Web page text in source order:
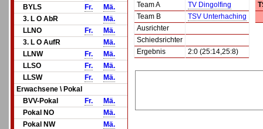
BYLS
Fr.
Mä.
3. L O AbR
Mä.
LLNO
Fr.
Mä.
3. L O AufR
Mä.
LLNW
Fr.
Mä.
LLSO
Fr.
Mä.
LLSW
Fr.
Mä.
Erwachsene \ Pokal
BVV-Pokal
Fr.
Mä.
Pokal NO
Mä.
Pokal NW
Mä.
Team A
TV Dingolfing
Team B
TSV Unterhaching
Ausrichter
Schiedsrichter
Ergebnis
2:0 (25:14,25:8)